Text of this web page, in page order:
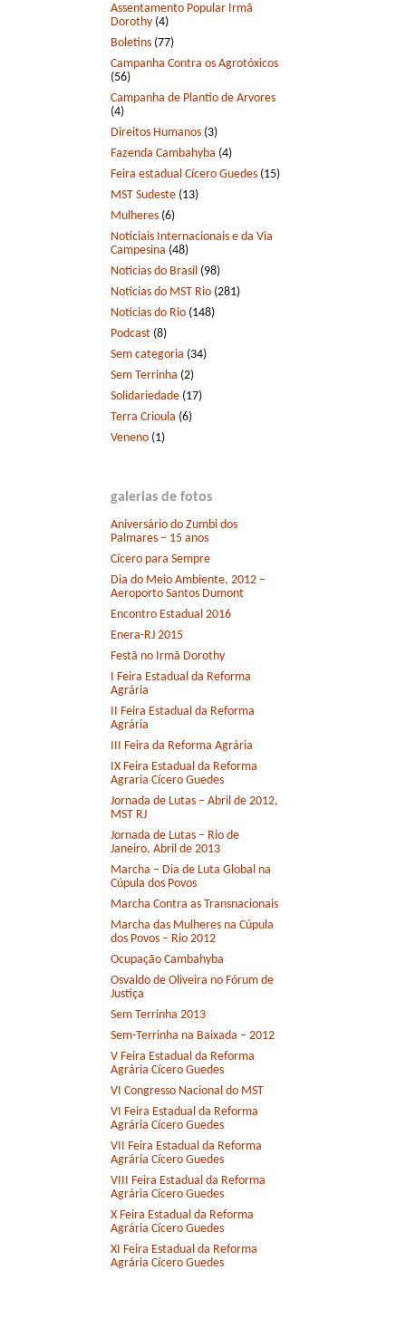
Assentamento Popular Irmã
Dorothy (4)
Boletins (77)
Campanha Contra os Agrotóxicos
(56)
Campanha de Plantio de Arvores
(4)
Direitos Humanos (3)
Fazenda Cambahyba (4)
Feira estadual Cícero Guedes (15)
MST Sudeste (13)
Mulheres (6)
Notíciais Internacionais e da Via
Campesina (48)
Notícias do Brasil (98)
Notícias do MST Rio (281)
Notícias do Rio (148)
Podcast (8)
Sem categoria (34)
Sem Terrinha (2)
Solidariedade (17)
Terra Crioula (6)
Veneno (1)
galerias de fotos
Aniversário do Zumbi dos
Palmares – 15 anos
Cícero para Sempre
Dia do Meio Ambiente, 2012 –
Aeroporto Santos Dumont
Encontro Estadual 2016
Enera-RJ 2015
Festã no Irmã Dorothy
I Feira Estadual da Reforma
Agrária
II Feira Estadual da Reforma
Agrária
III Feira da Reforma Agrária
IX Feira Estadual da Reforma
Agraria Cícero Guedes
Jornada de Lutas – Abril de 2012,
MST RJ
Jornada de Lutas – Rio de
Janeiro, Abril de 2013
Marcha – Dia de Luta Global na
Cúpula dos Povos
Marcha Contra as Transnacionais
Marcha das Mulheres na Cúpula
dos Povos – Rio 2012
Ocupação Cambahyba
Osvaldo de Oliveira no Fórum de
Justiça
Sem Terrinha 2013
Sem-Terrinha na Baixada – 2012
V Feira Estadual da Reforma
Agrária Cícero Guedes
VI Congresso Nacional do MST
VI Feira Estadual da Reforma
Agrária Cícero Guedes
VII Feira Estadual da Reforma
Agrária Cícero Guedes
VIII Feira Estadual da Reforma
Agrária Cícero Guedes
X Feira Estadual da Reforma
Agrária Cícero Guedes
XI Feira Estadual da Reforma
Agrária Cícero Guedes